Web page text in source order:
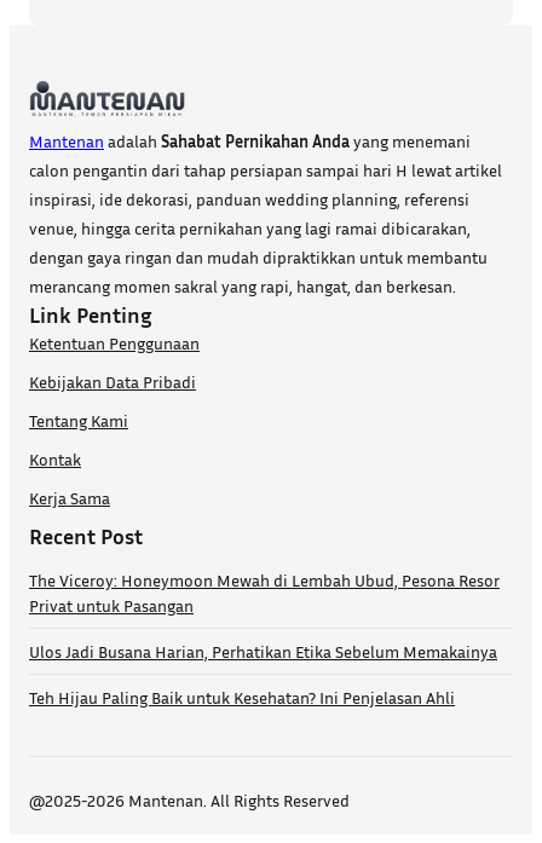
Mantenan adalah Sahabat Pernikahan Andayang menemani
calon pengantin dari tahap persiapan sampai hari H lewat artikel
inspirasi, ide dekorasi, panduan wedding planning, referensi
venue, hingga cerita pernikahan yang lagi ramai dibicarakan,
dengan gaya ringan dan mudah dipraktikkan untuk membantu
merancang momen sakral yang rapi, hangat, dan berkesan.
Link Penting
Ketentuan Penggunaan
Kebijakan Data Pribadi
Tentang Kami
Kontak
Kerja Sama
Recent Post
The Viceroy: Honeymoon Mewah di Lembah Ubud, Pesona Resor
Privat untuk Pasangan
Ulos Jadi Busana Harian, Perhatikan Etika Sebelum Memakainya
Teh Hijau Paling Baik untuk Kesehatan? Ini Penjelasan Ahli
@2025-2026 Mantenan. All Rights Reserved